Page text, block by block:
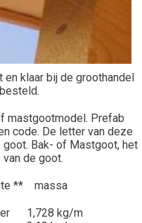
en klaar bij de groothandel
mastgootmodel. Prefab
code. De letter van deze
Bak- of Mastgoot, het
de goot.
** massa
kg/m